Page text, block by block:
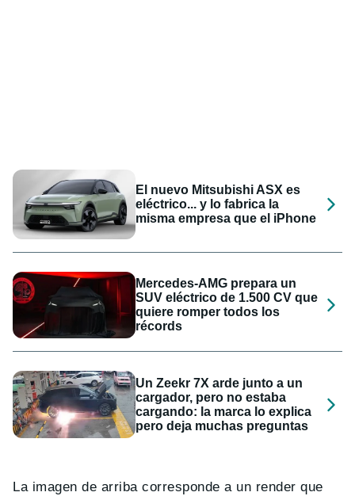
El nuevo Mitsubishi ASX es
eléctrico... y lo fabrica la
misma empresa que el iPhone
Mercedes-AMG prepara un
SUV eléctrico de 1.500 CV que
quiere romper todos los
récords
Un Zeekr 7X arde junto a un
cargador, pero no estaba
cargando: la marca lo explica
pero deja muchas preguntas
La imagen de arriba corresponde a un render que